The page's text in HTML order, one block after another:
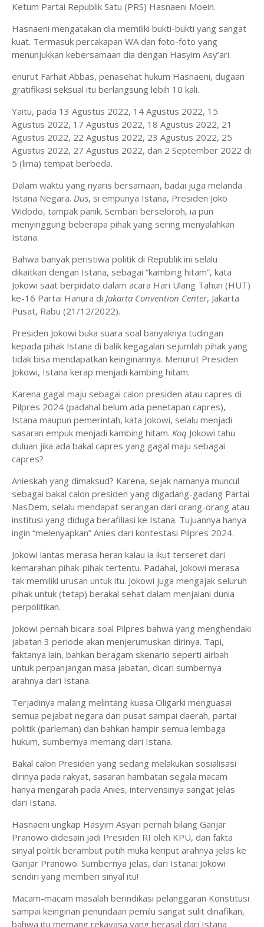
Ketum Partai Republik Satu (PRS) Hasnaeni Moein.
Hasnaeni mengatakan dia memiliki bukti-bukti yang sangat
kuat. Termasuk percakapan WA dan foto-foto yang
menunjukkan kebersamaan dia dengan Hasyim Asy’ari.
enurut Farhat Abbas, penasehat hukum Hasnaeni, dugaan
gratifikasi seksual itu berlangsung lebih 10 kali.
Yaitu, pada 13 Agustus 2022, 14 Agustus 2022, 15
Agustus 2022, 17 Agustus 2022, 18 Agustus 2022, 21
Agustus 2022, 22 Agustus 2022, 23 Agustus 2022, 25
Agustus 2022, 27 Agustus 2022, dan 2 September 2022 di
5 (lima) tempat berbeda.
Dalam waktu yang nyaris bersamaan, badai juga melanda
Istana Negara. Dus, si empunya Istana, Presiden Joko
Widodo, tampak panik. Sembari berseloroh, ia pun
menyinggung beberapa pihak yang sering menyalahkan
Istana.
Bahwa banyak peristiwa politik di Republik ini selalu
dikaitkan dengan Istana, sebagai “kambing hitam”, kata
Jokowi saat berpidato dalam acara Hari Ulang Tahun (HUT)
ke-16 Partai Hanura di Jakarta Convention Center, Jakarta
Pusat, Rabu (21/12/2022).
Presiden Jokowi buka suara soal banyaknya tudingan
kepada pihak Istana di balik kegagalan sejumlah pihak yang
tidak bisa mendapatkan keinginannya. Menurut Presiden
Jokowi, Istana kerap menjadi kambing hitam.
Karena gagal maju sebagai calon presiden atau capres di
Pilpres 2024 (padahal belum ada penetapan capres),
Istana maupun pemerintah, kata Jokowi, selalu menjadi
sasaran empuk menjadi kambing hitam. Koq Jokowi tahu
duluan jika ada bakal capres yang gagal maju sebagai
capres?
Anieskah yang dimaksud? Karena, sejak namanya muncul
sebagai bakal calon presiden yang digadang-gadang Partai
NasDem, selalu mendapat serangan dari orang-orang atau
institusi yang diduga berafiliasi ke Istana. Tujuannya hanya
ingin “melenyapkan” Anies dari kontestasi Pilpres 2024.
Jokowi lantas merasa heran kalau ia ikut terseret dari
kemarahan pihak-pihak tertentu. Padahal, Jokowi merasa
tak memiliki urusan untuk itu. Jokowi juga mengajak seluruh
pihak untuk (tetap) berakal sehat dalam menjalani dunia
perpolitikan.
Jokowi pernah bicara soal Pilpres bahwa yang menghendaki
jabatan 3 periode akan menjerumuskan dirinya. Tapi,
faktanya lain, bahkan beragam skenario seperti airbah
untuk perpanjangan masa jabatan, dicari sumbernya
arahnya dari Istana.
Terjadinya malang melintang kuasa Oligarki menguasai
semua pejabat negara dari pusat sampai daerah, partai
politik (parleman) dan bahkan hampir semua lembaga
hukum, sumbernya memang dari Istana.
Bakal calon Presiden yang sedang melakukan sosialisasi
dirinya pada rakyat, sasaran hambatan segala macam
hanya mengarah pada Anies, intervensinya sangat jelas
dari Istana.
Hasnaeni ungkap Hasyim Asyari pernah bilang Ganjar
Pranowo didesain jadi Presiden RI oleh KPU, dan fakta
sinyal politik berambut putih muka keriput arahnya jelas ke
Ganjar Pranowo. Sumbernya jelas, dari Istana: Jokowi
sendiri yang memberi sinyal itu!
Macam-macam masalah berindikasi pelanggaran Konstitusi
sampai keinginan penundaan pemilu sangat sulit dinafikan,
bahwa itu memang rekayasa yang berasal dari Istana